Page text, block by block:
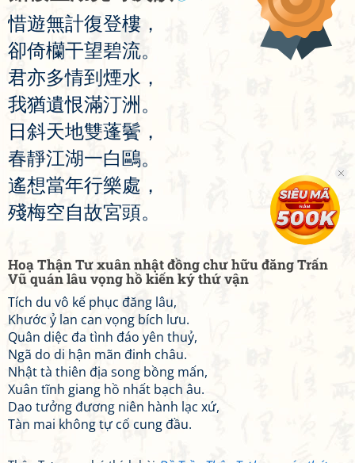
惜遊無計復登樓 ，
卻倚欗干望碧流。
君亦多情到 煙水 ，
我猶遺恨滿汀洲 。
日 斜天地雙蓬鬢 ，
春靜江湖一白 鷗。
遙想當年行樂處 ，
殘梅空自故宮頭。
Hoạ Thận Tư xuân nhật đồng chư hữu đăng Trấn
Vũ quán lâu vọng hồ kiến ký thứ vận
Tích du vô kế phục đăng lâu,
Khước ỷ lan can vọng bích lưu.
Quân diệc đa tình đáo yên thuỷ,
Ngã do di hận mãn đinh châu.
Nhật tà thiên địa song bồng mấn,
Xuân tĩnh giang hồ nhất bạch âu.
Dao tưởng đương niên hành lạc xứ,
Tàn mai không tự cố cung đầu.